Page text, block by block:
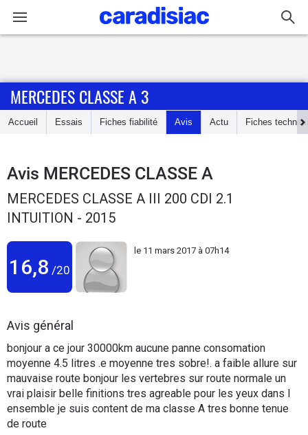
Accueil
Essais
Guide
d'achat
Utilitaires
Flottes
Services
Forum
MERCEDES CLASSE A 3
Accueil Essais Fiches fiabilité Avis Actu Fiches
Avis MERCEDES CLASSE A
MERCEDES CLASSE A III 200 CDI 2.1
INTUITION - 2015
16,8 /20
le 11 mars 2017 à 07h14
Avis général
bonjour a ce jour 30000km aucune panne consomation
moyenne 4.5 litres .e moyenne tres sobre!. a faible allure sur
mauvaise route bonjour les vertebres sur route normale un
vrai plaisir belle finitions tres agreable pour les yeux dans l
ensemble je suis content de ma classe A tres bonne tenue
de route